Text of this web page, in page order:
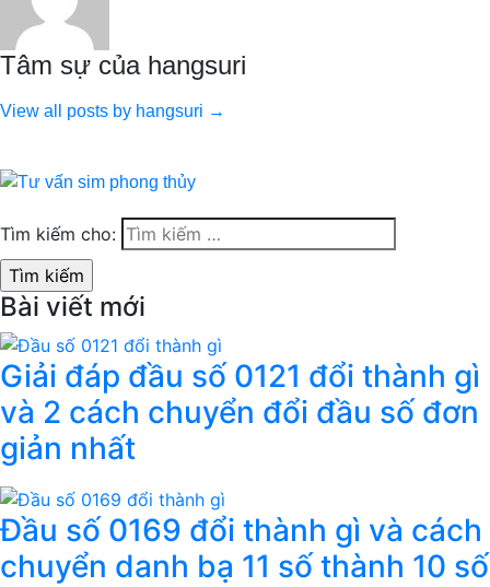
Tâm sự của hangsuri
View all posts by hangsuri →
Tìm kiếm cho:
Bài viết mới
Giải đáp đầu số 0121 đổi thành gì
và 2 cách chuyển đổi đầu số đơn
giản nhất
Đầu số 0169 đổi thành gì và cách
chuyển danh bạ 11 số thành 10 số